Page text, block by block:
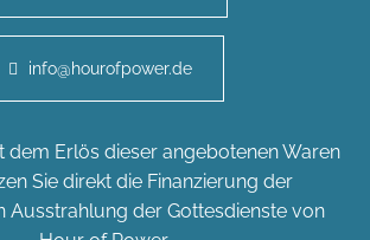
info@hourofpower.de
dem Erlös dieser angebotenen Waren
Sie direkt die Finanzierung der
Ausstrahlung der Gottesdienste von